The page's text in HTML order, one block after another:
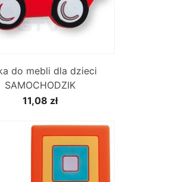
do mebli dla dzieci
SAMOCHODZIK
11,08 zł